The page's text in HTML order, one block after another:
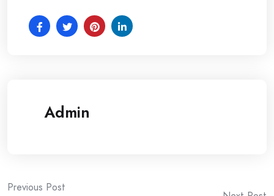
Admin
Previous Post